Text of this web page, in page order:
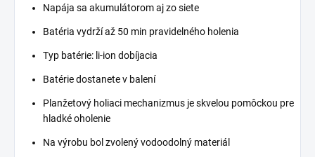
Napája sa akumulátorom aj zo siete
Batéria vydrží až 50 min pravidelného holenia
Typ batérie: li-ion dobíjacia
Batérie dostanete v balení
Planžetový holiaci mechanizmus je skvelou pomôckou pre
hladké oholenie
Na výrobu bol zvolený vodoodolný materiál